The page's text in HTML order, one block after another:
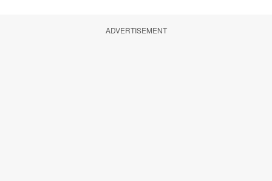
ADVERTISEMENT